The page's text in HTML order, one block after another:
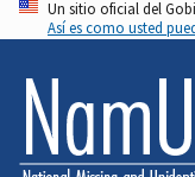
Pasar
al
contenido
principal
Un sitio oficial del
Así es como usted